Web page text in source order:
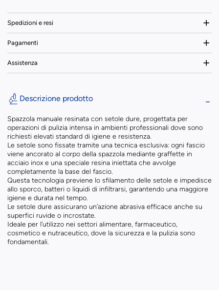
Spedizioni e resi
Pagamenti
Assistenza
Descrizione prodotto
Spazzola manuale resinata con setole dure, progettata per
operazioni di pulizia intensa in ambienti professionali dove sono
richiesti elevati standard di igiene e resistenza.
Le setole sono fissate tramite una tecnica esclusiva: ogni fascio
viene ancorato al corpo della spazzola mediante graffette in
acciaio inox e una speciale resina iniettata che avvolge
completamente la base del fascio.
Questa tecnologia previene lo sfilamento delle setole e impedisce
allo sporco, batteri o liquidi di infiltrarsi, garantendo una maggiore
igiene e durata nel tempo.
Le setole dure assicurano un’azione abrasiva efficace anche su
superfici ruvide o incrostate.
Ideale per l’utilizzo nei settori alimentare, farmaceutico,
cosmetico e nutraceutico, dove la sicurezza e la pulizia sono
fondamentali.